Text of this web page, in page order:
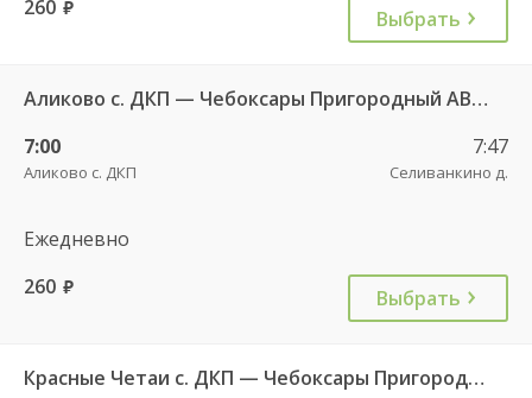
260 руб. Выбрать
Аликово с. ДКП — Чебоксары Пригородный АВ 520
7:00
Аликово с. ДКП
7:47
Селиванкино д.
Ежедневно
260 руб. Выбрать
Красные Четаи с. ДКП — Чебоксары Пригородный АВ ч/з Аликово с. ДКП 753